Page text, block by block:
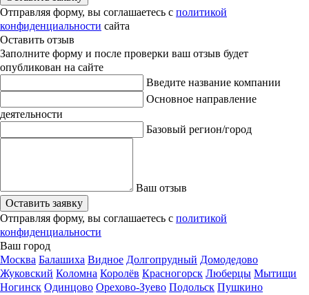
Отправляя форму, вы соглашаетесь с политикой
конфиденциальности сайта
Оставить отзыв
Заполните форму и после проверки ваш отзыв будет
опубликован на сайте
Введите название компании
Основное направление
деятельности
Базовый регион/город
Ваш отзыв
Оставить заявку
Отправляя форму, вы соглашаетесь с политикой
конфиденциальности
Ваш город
Москва Балашиха Видное Долгопрудный Домодедово
Жуковский Коломна Королёв Красногорск Люберцы Мытищи
Ногинск Одинцово Орехово-Зуево Подольск Пушкино